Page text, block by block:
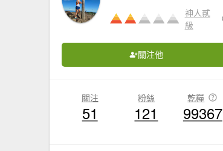
神人貳
級
關注他
關注
51
粉絲
121
乾糧
99367